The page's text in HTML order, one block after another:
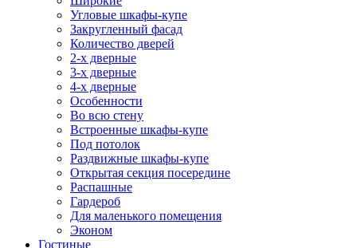
Угловые шкафы-купе
Закругленный фасад
Количество дверей
2-х дверные
3-х дверные
4-х дверные
Особенности
Во всю стену
Встроенные шкафы-купе
Под потолок
Раздвижные шкафы-купе
Открытая секция посередине
Распашные
Гардероб
Для маленького помещения
Эконом
Гостиные